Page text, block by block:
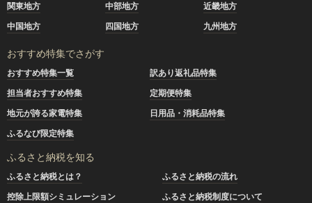
関東地方
中部地方
近畿地方
中国地方
四国地方 九州地方
おすすめ特集でさがす
おすすめ特集一覧
訳あり返礼品特集
担当者おすすめ特集
定期便特集
地元が誇る家電特集
日用品・消耗品特集
ふるなび限定特集
ふるさと納税を知る
ふるさと納税とは？
ふるさと納税の流れ
控除上限額シミュレーション
ふるさと納税制度について